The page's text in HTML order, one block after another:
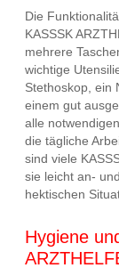
Die
KASSSK
mehrere
wichtige
Stethoskop, ein
einem gut
alle
die tägliche
sind viele
sie leicht an-
hektischen
Hygiene